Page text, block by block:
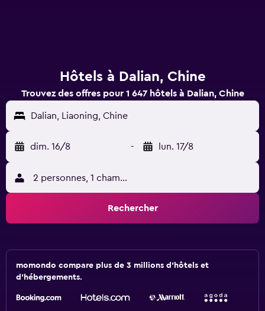
Hôtels à Dalian, Chine
Trouvez des offres pour 1 647 hôtels à Dalian, Chine
Dalian, Liaoning, Chine
dim. 16/8 - lun. 17/8
2 personnes, 1 chambre
Rechercher
momondo compare plus de 3 millions d'hôtels et
d'hébergements.